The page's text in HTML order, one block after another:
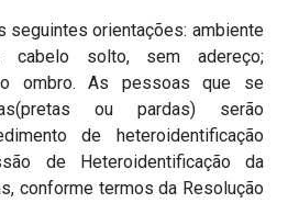
seguintes orientações: ambiente
cabelo solto, sem adereço;
ombro. As pessoas que se
ou pardas) serão
de heteroidentificação
de Heteroidentificação da
conforme termos da Resolução